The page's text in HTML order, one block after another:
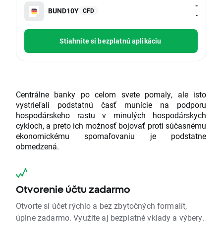
BUND10Y CFD
-
-
Stiahnite si bezplatnú aplikáciu
Centrálne banky po celom svete pomaly, ale isto
vystrieľali podstatnú časť munície na podporu
hospodárskeho rastu v minulých hospodárskych
cykloch, a preto ich možnosť bojovať proti súčasnému
ekonomickému spomaľovaniu je podstatne
obmedzená.
Otvorenie účtu zadarmo
Otvorte si účet rýchlo a bez zbytočných formalít,
úplne zadarmo. Využite aj bezplatné vklady a výbery.